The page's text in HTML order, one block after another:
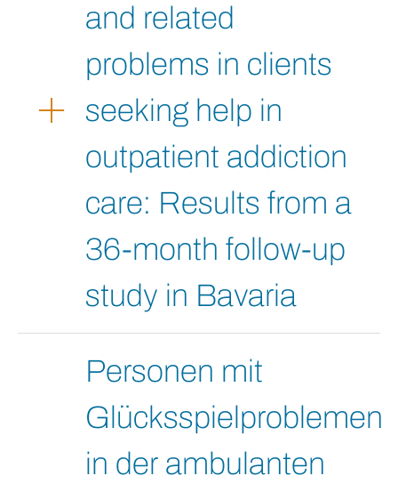
and related
problems in clients
seeking help in
outpatient addiction
care: Results from a
36-month follow-up
study in Bavaria
Personen mit
Glücksspielproblemen
in der ambulanten